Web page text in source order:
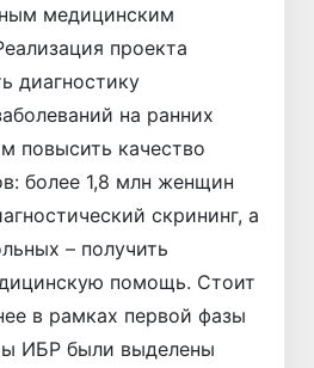
медицинским
проекта
диагностику
на ранних
повысить качество
более 1,8 млн женщин
скрининг, а
– получить
помощь. Стоит
в рамках первой фазы
ИБР были выделены